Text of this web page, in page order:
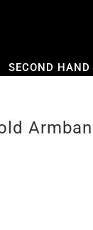
SECOND HAND